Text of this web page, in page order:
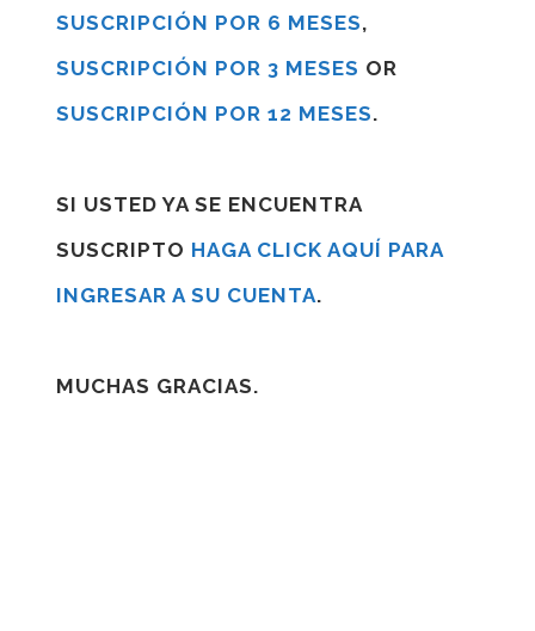
SUSCRIPCIÓN POR 6 MESES,
SUSCRIPCIÓN POR 3 MESES OR
SUSCRIPCIÓN POR 12 MESES.
SI USTED YA SE ENCUENTRA
SUSCRIPTO HAGA CLICK AQUÍ PARA
INGRESAR A SU CUENTA.
MUCHAS GRACIAS.